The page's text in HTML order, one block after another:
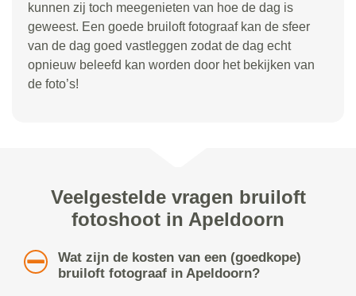
kunnen zij toch meegenieten van hoe de dag is
geweest. Een goede bruiloft fotograaf kan de sfeer
van de dag goed vastleggen zodat de dag echt
opnieuw beleefd kan worden door het bekijken van
de foto’s!
Veelgestelde vragen bruiloft
fotoshoot in Apeldoorn
Wat zijn de kosten van een (goedkope)
bruiloft fotograaf in Apeldoorn?